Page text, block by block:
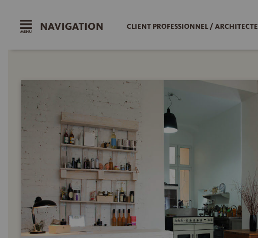
NAVIGATION CLIENT PROFESSIONNEL / ARCHITECTE